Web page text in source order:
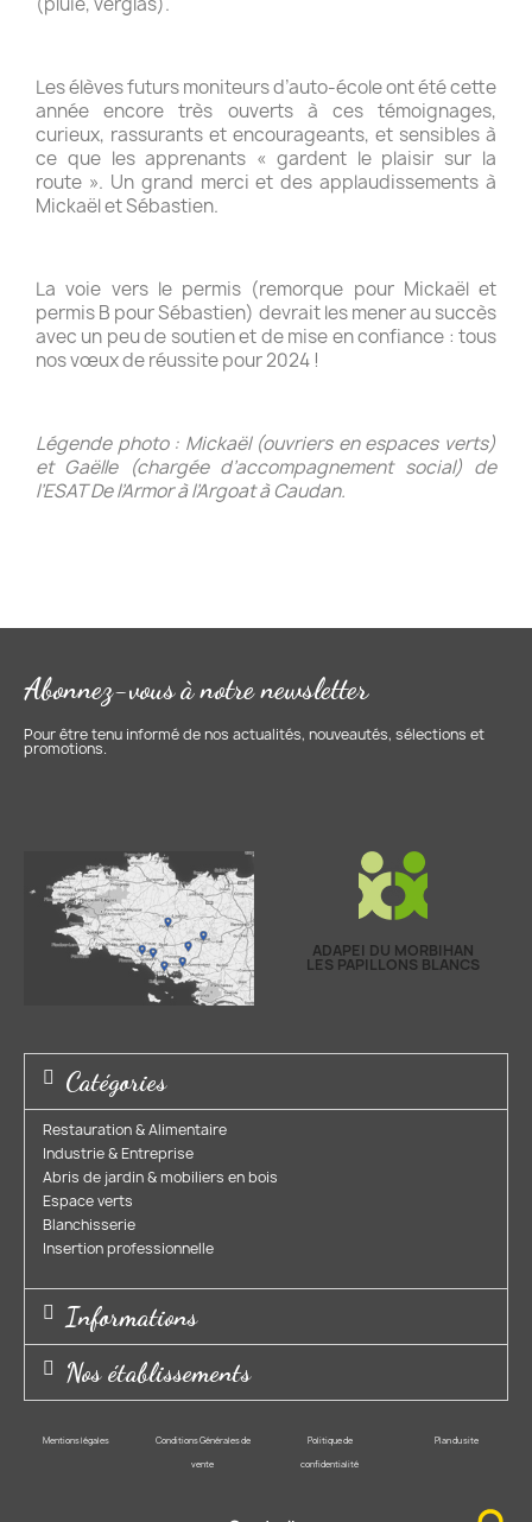
Les élèves futurs moniteurs d’auto-école ont été cette
année encore très ouverts à ces témoignages,
curieux, rassurants et encourageants, et sensibles à
ce que les apprenants « gardent le plaisir sur la
route ». Un grand merci et des applaudissements à
Mickaël et Sébastien.
La voie vers le permis (remorque pour Mickaël et
permis B pour Sébastien) devrait les mener au succès
avec un peu de soutien et de mise en confiance : tous
nos vœux de réussite pour 2024 !
Légende photo : Mickaël (ouvriers en espaces verts)
et Gaëlle (chargée d’accompagnement social) de
l’ESAT De l’Armor à l’Argoat à Caudan.
Abonnez-vous à notre newsletter
Pour être tenu informé de nos actualités, nouveautés, sélections et
promotions.
ADAPEI DU MORBIHAN
LES PAPILLONS BLANCS
Catégories
Restauration & Alimentaire
Industrie & Entreprise​
Abris de jardin & mobiliers en bois​
Espace verts​
Blanchisserie​
Insertion professionnelle​
Informations
Nos établissements
Mentions légales Conditions Générales de
vente
Politique de
confidentialité
Plan du site